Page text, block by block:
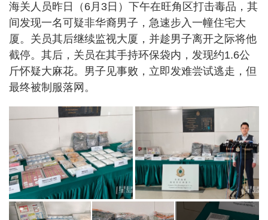
海关人员昨日（6月3日）下午在旺角区打击毒品，其
间发现一名可疑非华裔男子，急速步入一幢住宅大
厦。关员其后继续监视大厦，并趁男子离开之际将他
截停。其后，关员在其手持环保袋内，发现约1.6公
斤怀疑大麻花。男子见事败，立即发难尝试逃走，但
最终被制服落网。